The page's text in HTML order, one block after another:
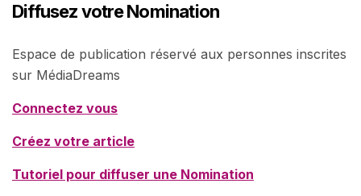
Diffusez votre Nomination
Espace de publication réservé aux personnes inscrites
sur MédiaDreams
Connectez vous
Créez votre article
Tutoriel pour diffuser une Nomination